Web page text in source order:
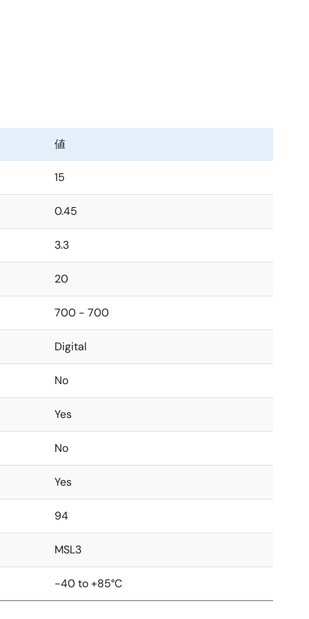
対応のDC/DC降圧電源です。
なりました。
方式は、システム障害に応答して出力をラッチオフ
値
15
0.45
3.3
20
700 - 700
Digital
No
Yes
No
Yes
94
MSL3
-40 to +85°C